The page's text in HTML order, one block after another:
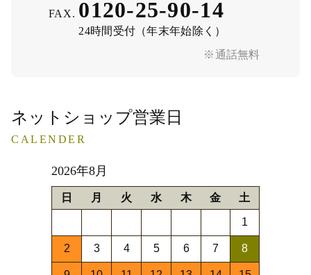
※通話無料
FAX. 0120-25-90-14
24時間受付（年末年始除く）
ネットショップ営業日
CALENDER
2026年8月
日 月 火 水 木 金 土
1
2 3 4 5 6 7 8